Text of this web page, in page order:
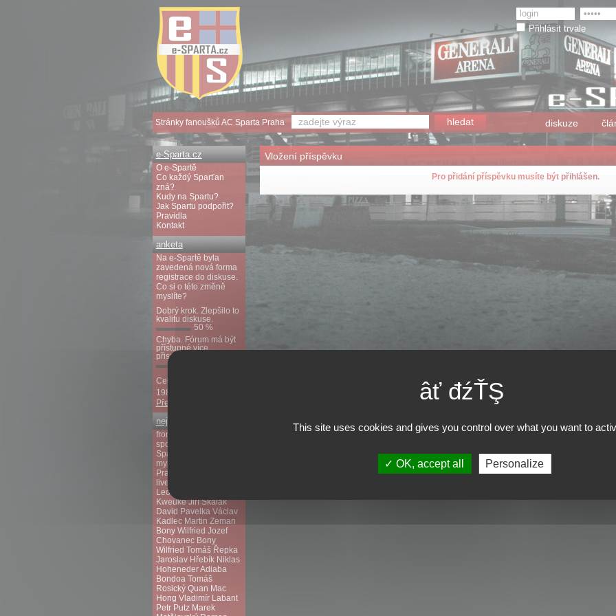
Vložení příspěvku
Pro přidání příspěvku musíte být přihlášen.
e-Sparta.cz
O e-Spartě
Co každý Sparťan
zná?
Kudy na Spartu?
Jak Spartu podpořit?
Pravidla
Kontakt
anketa
Na e-Spartě byla
zavedená nová forma
registrace do diskuse.
Co si o této změně
myslíte?
Dobrý krok. Zlepšilo to
kvalitu diskuse.
50 %
Chyba. Fórum má být
přístupné více
přispěvatelům.
Celkem hlasovalo:
19841 lidí.
Předchozí ankety
nejvyhledávanější
fromsport.com
sportlemon.tv
Sparta fotbal
myp2p.eu
Praha
livescorehunter.com
Leonard Leony
Kweuke Jiří Skalák
David Pavelka Václav
Kadlec Martin Zeman
Bony Wilfried Jozef
Chovanec Bony
Wilfried Tomáš Řepka
Jaroslav Hřebík Niklas
HohenederAdiaba
Bondoa Tomáš
Rosický Quan Mac
Hong Vladimír Labant
Petr Putz Marek
Přihlásit trvale
Stránky fanoušků AC Sparta Praha diskuze
This site uses cookies and gives you control over what you want to
OK, accept all Personalize